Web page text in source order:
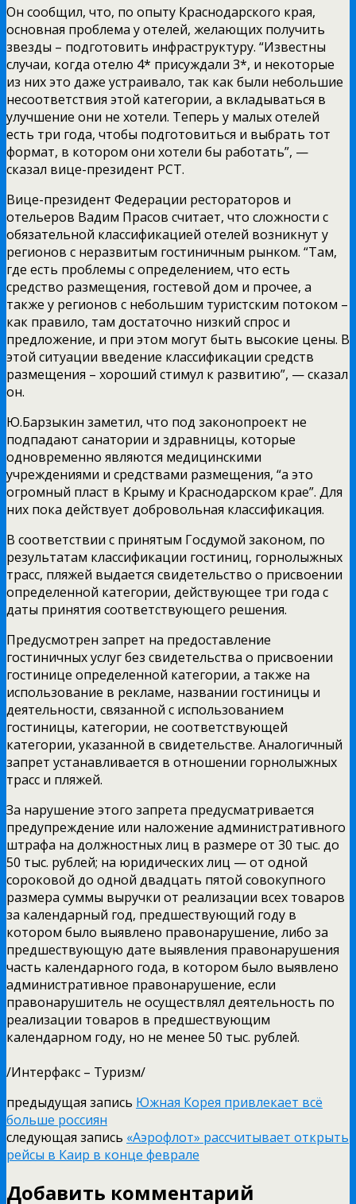
Он сообщил, что, по опыту Краснодарского края,
основная проблема у отелей, желающих получить
звезды – подготовить инфраструктуру. “Известны
случаи, когда отелю 4* присуждали 3*, и некоторые
из них это даже устраивало, так как были небольшие
несоответствия этой категории, а вкладываться в
улучшение они не хотели. Теперь у малых отелей
есть три года, чтобы подготовиться и выбрать тот
формат, в котором они хотели бы работать”, —
сказал вице-президент РСТ.
Вице-президент Федерации рестораторов и
отельеров Вадим Прасов считает, что сложности с
обязательной классификацией отелей возникнут у
регионов с неразвитым гостиничным рынком. “Там,
где есть проблемы с определением, что есть
средство размещения, гостевой дом и прочее, а
также у регионов с небольшим туристским потоком –
как правило, там достаточно низкий спрос и
предложение, и при этом могут быть высокие цены. В
этой ситуации введение классификации средств
размещения – хороший стимул к развитию”, — сказал
он.
Ю.Барзыкин заметил, что под законопроект не
подпадают санатории и здравницы, которые
одновременно являются медицинскими
учреждениями и средствами размещения, “а это
огромный пласт в Крыму и Краснодарском крае”. Для
них пока действует добровольная классификация.
В соответствии с принятым Госдумой законом, по
результатам классификации гостиниц, горнолыжных
трасс, пляжей выдается свидетельство о присвоении
определенной категории, действующее три года с
даты принятия соответствующего решения.
Предусмотрен запрет на предоставление
гостиничных услуг без свидетельства о присвоении
гостинице определенной категории, а также на
использование в рекламе, названии гостиницы и
деятельности, связанной с использованием
гостиницы, категории, не соответствующей
категории, указанной в свидетельстве. Аналогичный
запрет устанавливается в отношении горнолыжных
трасс и пляжей.
За нарушение этого запрета предусматривается
предупреждение или наложение административного
штрафа на должностных лиц в размере от 30 тыс. до
50 тыс. рублей; на юридических лиц — от одной
сороковой до одной двадцать пятой совокупного
размера суммы выручки от реализации всех товаров
за календарный год, предшествующий году в
котором было выявлено правонарушение, либо за
предшествующую дате выявления правонарушения
часть календарного года, в котором было выявлено
административное правонарушение, если
правонарушитель не осуществлял деятельность по
реализации товаров в предшествующим
календарном году, но не менее 50 тыс. рублей.
/Интерфакс – Туризм/
предыдущая запись Южная Корея привлекает всё
больше россиян
следующая запись «Аэрофлот» рассчитывает открыть
рейсы в Каир в конце феврале
Добавить комментарий